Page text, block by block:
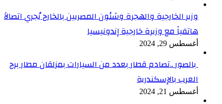
وزير الخارجية والهجرة وشئون المصريين بالخارج يُجري اتصالاً
هاتفياً مع وزيرة خارجية إندونيسيا
أغسطس 29, 2024
بالصور ..تصادم قطار بعدد من السيارات بمزلقان مطار برج
العرب بالإسكندرية
أغسطس 21, 2024